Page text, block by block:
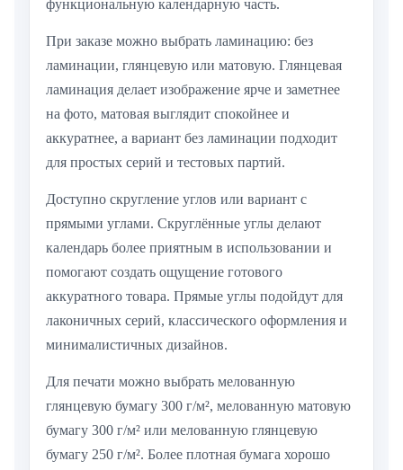
функциональную календарную часть.
При заказе можно выбрать ламинацию: без
ламинации, глянцевую или матовую. Глянцевая
ламинация делает изображение ярче и заметнее
на фото, матовая выглядит спокойнее и
аккуратнее, а вариант без ламинации подходит
для простых серий и тестовых партий.
Доступно скругление углов или вариант с
прямыми углами. Скруглённые углы делают
календарь более приятным в использовании и
помогают создать ощущение готового
аккуратного товара. Прямые углы подойдут для
лаконичных серий, классического оформления и
минималистичных дизайнов.
Для печати можно выбрать мелованную
глянцевую бумагу 300 г/м², мелованную матовую
бумагу 300 г/м² или мелованную глянцевую
бумагу 250 г/м². Более плотная бумага хорошо